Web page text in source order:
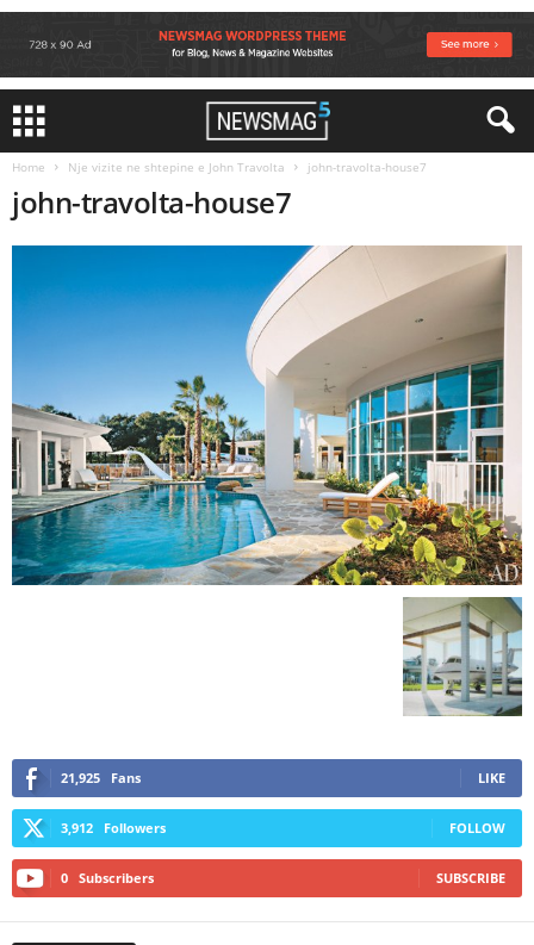
Home Nje vizite ne shtepine e John Travolta john-travolta-house7
john-travolta-house7
21,925 Fans LIKE
3,912 Followers FOLLOW
0 Subscribers SUBSCRIBE